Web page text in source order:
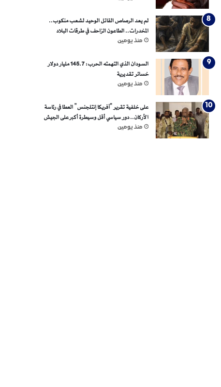
لم يعد الرصاص القاتل الوحيد لشعب منكوب..
المخدرات.. الطاعون الزاحف في طرقات البلاد
منذ يومين
السودان الذي التهمته الحرب: 145.7 مليار دولار
خسائر تقديرية
منذ يومين
على خلفية تقرير “آفريكا إنتلجنس” العطا في رئاسة
الأركان.. دور سياسي أقل وسيطرة أكبر على الجيش
منذ يومين